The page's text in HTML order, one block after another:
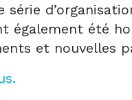
série
également été
et nouvelles